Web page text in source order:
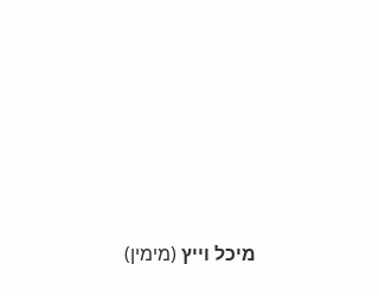
מיכל וייץ (מימין)